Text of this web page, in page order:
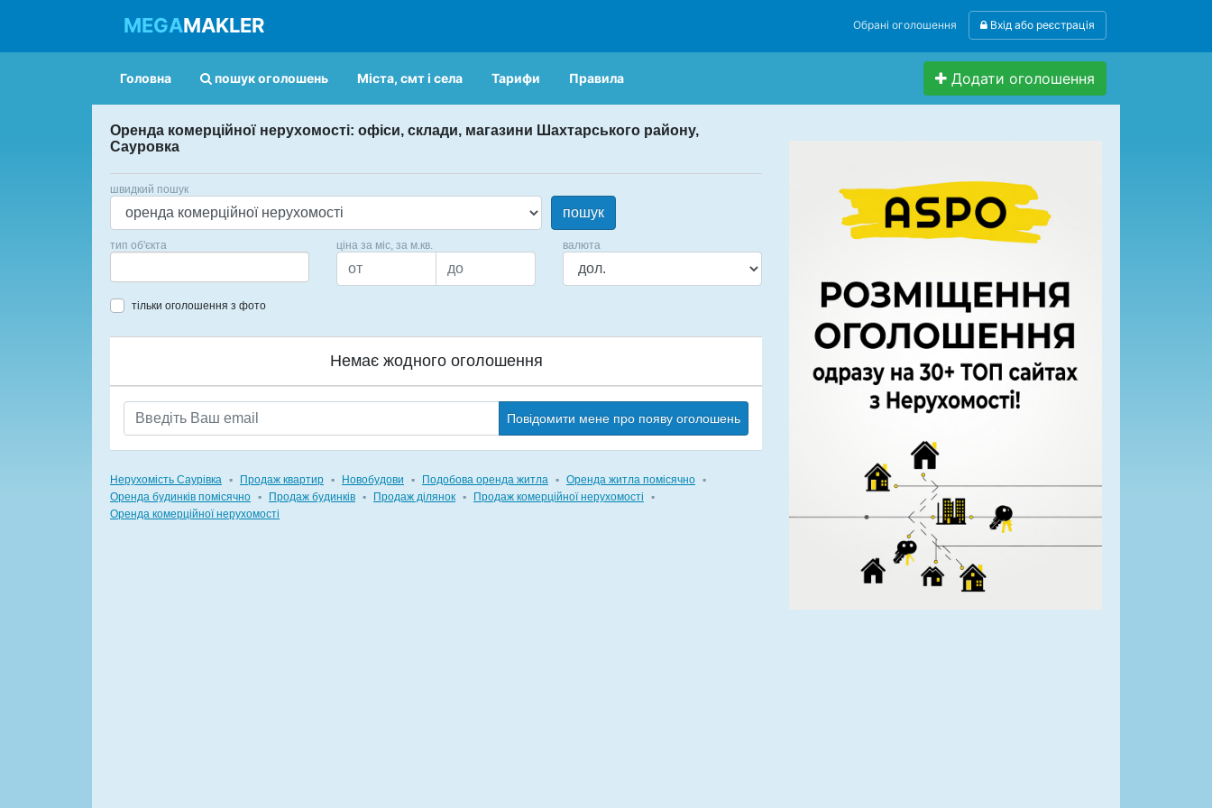
MEGAMAKLER Обрані оголошення Вхід або реєстрація
Головна пошук оголошень Міста, смт і села Тарифи Правила Додати оголошення
Оренда комерційної нерухомості: офіси, склади, магазини Шахтарського району,
Сауровка
швидкий пошук
пошук
тип об'єкта ціна за міс, за м.кв. валюта
тільки оголошення з фото
Немає жодного оголошення
Повідомити мене про появу оголошень
Нерухомість Саурівка ▪ Продаж квартир ▪ Новобудови ▪ Подобова оренда житла ▪ Оренда житла помісячно ▪
Оренда будинків помісячно ▪ Продаж будинків ▪ Продаж ділянок ▪ Продаж комерційної нерухомості
▪
Оренда комерційної нерухомості